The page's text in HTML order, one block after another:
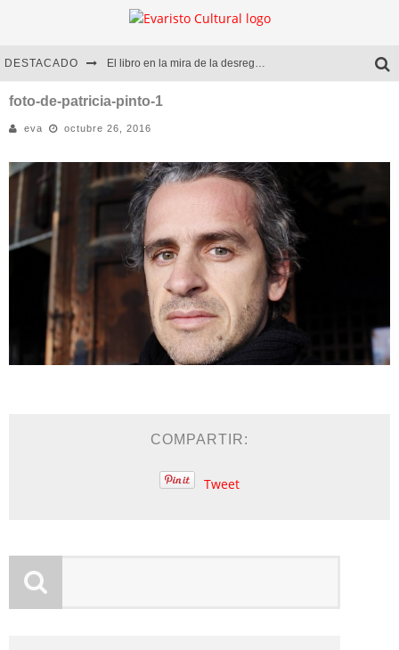
DESTACADO El libro en la mira de la desregulación
Marcelo Rubio | El llovedor
Diego Meret | Hotel Acapulco
Alejandra Correa | La nieve
foto-de-patricia-pinto-1
eva octubre 26, 2016
COMPARTIR:
Tweet